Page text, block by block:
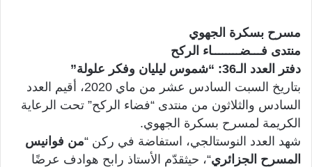
مسرح بسكرة الجهوي
منتدى فـــضــــــــاء الركح
دفتر العدد الـ36: “شموس ليليان وفكر علولة”
بتاريخ السبت السادس عشر من ماي 2020، أقيم العدد
السادس والثلاثون من منتدى “فضاء الركح” تحت الرعاية
الكريمة لمسرح بسكرة الجهوي.
شهد العدد النوستالجي، استفاضة في ركن “من فوانيس
المسرح الجزائري“، حيثقدّم الأستاذ رابح هوادف عرضًا